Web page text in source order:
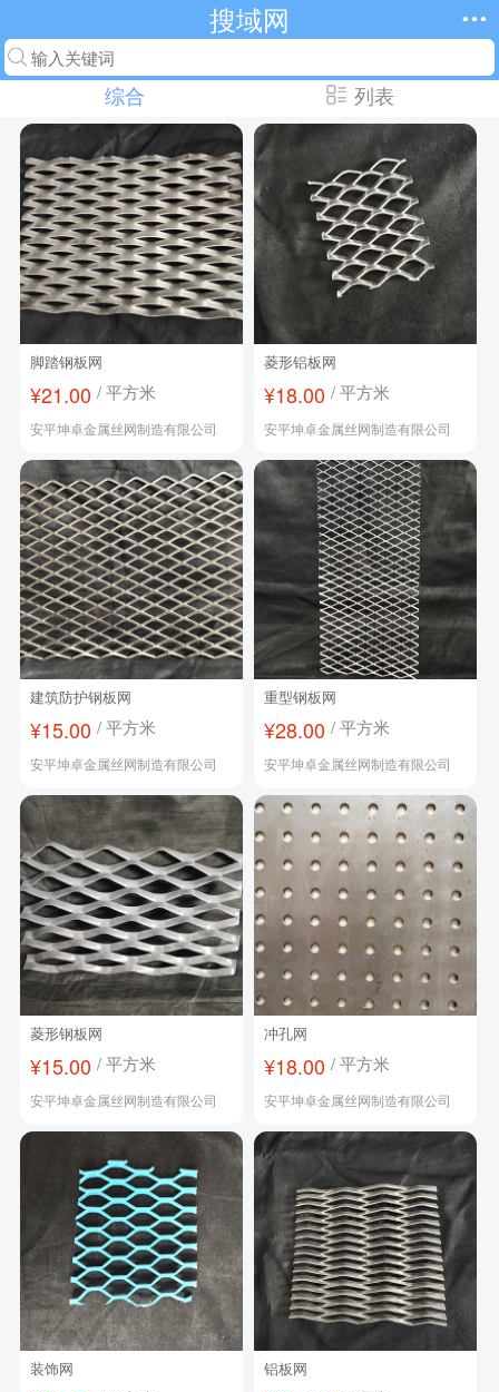
搜域网
综合 列表
脚踏钢板网
¥21.00 / 平方米
安平坤卓金属丝网制造有限公司
菱形铝板网
¥18.00 / 平方米
安平坤卓金属丝网制造有限公司
建筑防护钢板网
¥15.00 / 平方米
安平坤卓金属丝网制造有限公司
重型钢板网
¥28.00 / 平方米
安平坤卓金属丝网制造有限公司
菱形钢板网
¥15.00 / 平方米
安平坤卓金属丝网制造有限公司
冲孔网
¥18.00 / 平方米
安平坤卓金属丝网制造有限公司
装饰网 铝板网